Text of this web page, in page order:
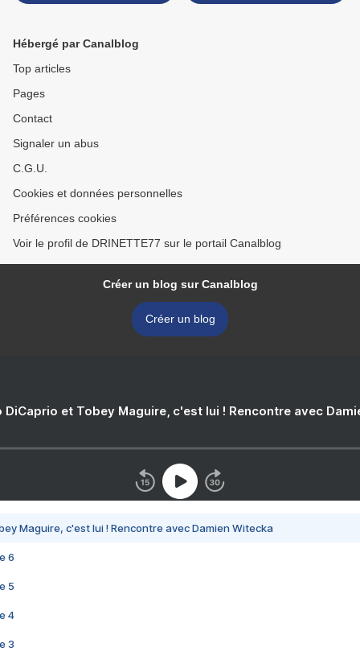
Hébergé par Canalblog
Top articles
Pages
Contact
Signaler un abus
C.G.U.
Cookies et données personnelles
Préférences cookies
Voir le profil de DRINETTE77 sur le portail Canalblog
Créer un blog sur Canalblog
Créer un blog
DiCaprio et Tobey Maguire, c'est lui ! Rencontre avec
Maguire, c'est lui ! Rencontre avec Damien Witecka
6
5
4
3